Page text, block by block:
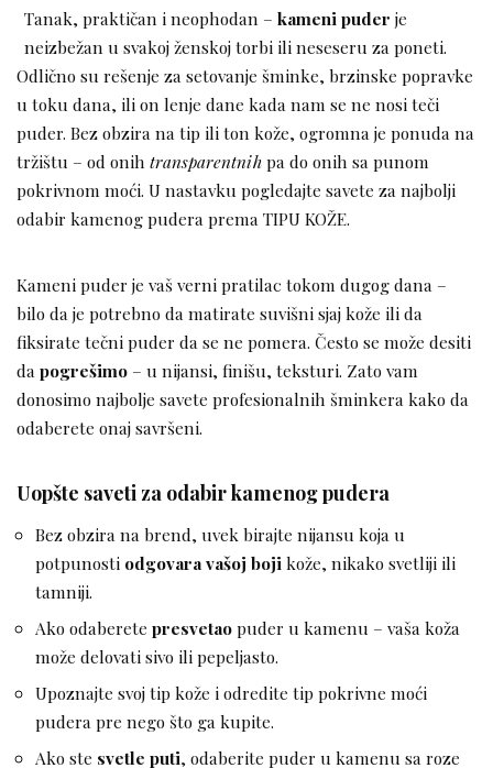
Tanak, praktičan i neophodan – kameni puder je
neizbežan u svakoj ženskoj torbi ili neseseru za poneti.
Odlično su rešenje za setovanje šminke, brzinske popravke
u toku dana, ili on lenje dane kada nam se ne nosi teči
puder. Bez obzira na tip ili ton kože, ogromna je ponuda na
tržištu – od onih transparentnihpa do onih sa punom
pokrivnom moći. U nastavku pogledajte savete za najbolji
odabir kamenog pudera prema TIPU KOŽE.
Kameni puder je vaš verni pratilac tokom dugog dana –
bilo da je potrebno da matirate suvišni sjaj kože ili da
fiksirate tečni puder da se ne pomera. Često se može desiti
dapogrešimo – u nijansi, finišu, teksturi. Zato vam
donosimo najbolje savete profesionalnih šminkera kako da
odaberete onaj savršeni.
Uopšte saveti za odabir kamenog pudera
Bez obzira na brend, uvek birajte nijansu koja u
potpunosti odgovara vašoj boji kože, nikako svetliji ili
tamniji.
Ako odaberete presvetaopuder u kamenu – vaša koža
može delovati sivo ili pepeljasto.
Upoznajte svoj tip kože i odredite tip pokrivne moći
pudera pre nego što ga kupite.
Ako ste svetle puti, odaberite puder u kamenu sa roze